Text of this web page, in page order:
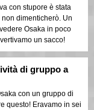
con stupore è stata
dimenticherò. Un
Osaka in poco
un sacco!
di gruppo a
con un gruppo di
questo! Eravamo in sei